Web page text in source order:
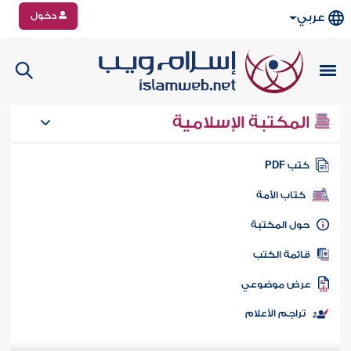
عربي دخول
المكتبة الإسلامية
كتب PDF
كتاب الأمة
المكتبة
الكتب
موضوعي